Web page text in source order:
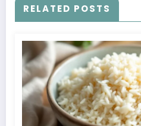
RELATED POSTS